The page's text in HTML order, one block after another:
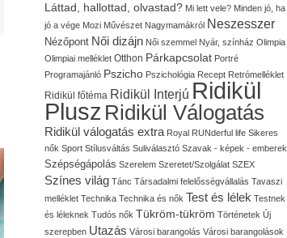
Láttad, hallottad, olvastad? Mi lett vele? Minden jó, ha
jó a vége Mozi Művészet Nagymamákról Neszesszer
Nézőpont Női dizájn Női szemmel Nyár, színház Olimpia
Olimpiai melléklet Otthon Párkapcsolat Portré
Programajánló Pszicho Pszichológia Recept Retrómelléklet
Ridikül főtéma Ridikül Interjú Ridikül
Plusz Ridikül Válogatás
Ridikül válogatás extra Royal RUNderful life Sikeres
nők Sport Stílusváltás Suliválasztó Szavak - képek - emberek
Szépségápolás Szerelem Szeretet/Szolgálat SZEX
Színes világ Tánc Társadalmi felelősségvállalás Tavaszi
melléklet Technika Technika és nők Test és lélek Testnek
és léleknek Tudós nők Tükröm-tükröm Történetek Új
szerepben Utazás Városi barangolás Városi barangolások